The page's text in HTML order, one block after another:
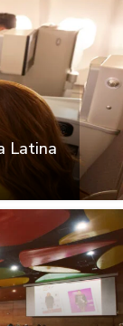
Latina